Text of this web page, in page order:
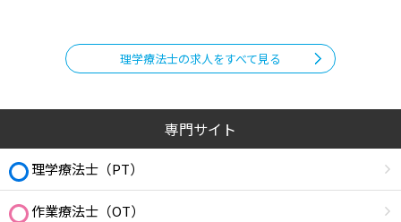
理学療法士の求人をすべて見る
専門サイト
理学療法士（PT）
作業療法士（OT）